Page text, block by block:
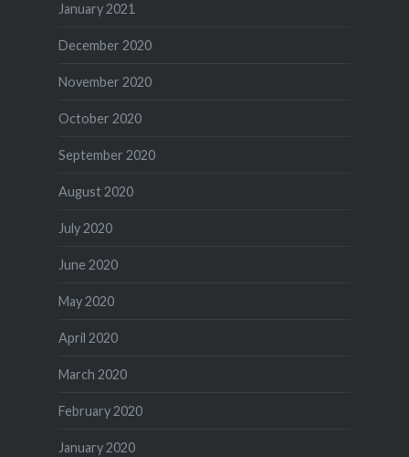
January 2021
December 2020
November 2020
October 2020
September 2020
August 2020
July 2020
June 2020
May 2020
April 2020
March 2020
February 2020
January 2020